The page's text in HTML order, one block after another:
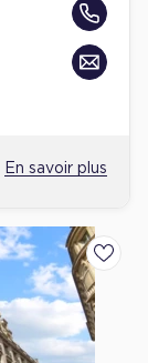
En savoir plus